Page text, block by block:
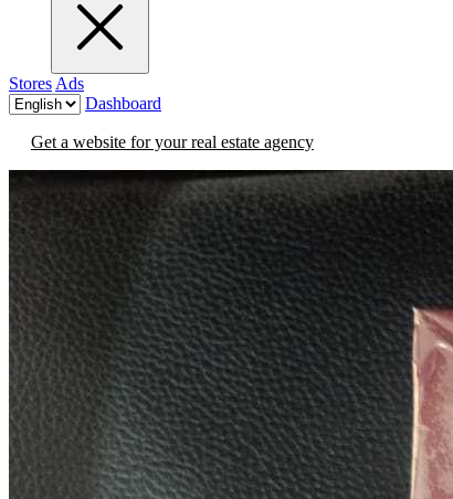
Stores Ads
Dashboard
Get a website for your real estate agency